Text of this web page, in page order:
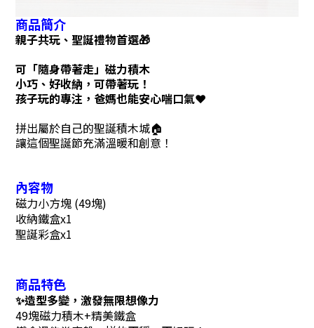
商品簡介
親子共玩、聖誕禮物首選🎁
可「隨身帶著走」磁力積木
小巧、好收納，可帶著玩！
孩子玩的專注，爸媽也能安心喘口氣❤️
拼出屬於自己的聖誕積木城🏠
讓這個聖誕節充滿溫暖和創意！
內容物
磁力小方塊 (49塊)
收納鐵盒x1
聖誕彩盒x1
商品特色
✨造型多變，激發無限想像力
49塊磁力積木+精美鐵盒